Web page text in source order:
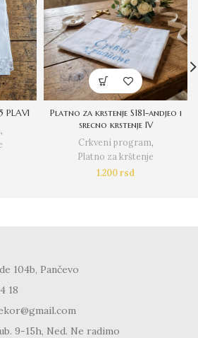
PLAVI
,
Platno za krstenje S181-andjeo i
srecno krstenje IV
Crkveni program,
Platno za krštenje
1.200rsd
104b, Pančevo
18
9-15h, Ned. Ne radimo